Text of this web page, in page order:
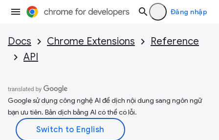
Đăng nhập
Docs Chrome Extensions
Reference
API
Google sử dụng công nghệ AI để dịch nội dung sang ngôn ngữ
bạn ưu tiên. Bản dịch bằng AI có thể có lỗi.